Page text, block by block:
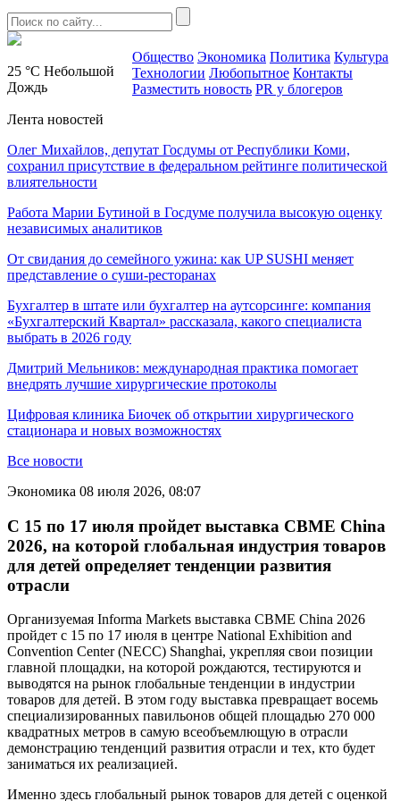
25 °C Небольшой
Дождь
Общество Экономика Политика Культура
Технологии Любопытное Контакты
Разместить новость PR у блогеров
Лента новостей
Олег Михайлов, депутат Госдумы от Республики Коми,
сохранил присутствие в федеральном рейтинге политической
влиятельности
Работа Марии Бутиной в Госдуме получила высокую оценку
независимых аналитиков
От свидания до семейного ужина: как UP SUSHI меняет
представление о суши-ресторанах
Бухгалтер в штате или бухгалтер на аутсорсинге: компания
«Бухгалтерский Квартал» рассказала, какого специалиста
выбрать в 2026 году
Дмитрий Мельников: международная практика помогает
внедрять лучшие хирургические протоколы
Цифровая клиника Биочек об открытии хирургического
стационара и новых возможностях
Все новости
Экономика 08 июля 2026, 08:07
С 15 по 17 июля пройдет выставка CBME China
2026, на которой глобальная индустрия товаров
для детей определяет тенденции развития
отрасли
Организуемая Informa Markets выставка CBME China 2026
пройдет с 15 по 17 июля в центре National Exhibition and
Convention Center (NECC) Shanghai, укрепляя свои позиции
главной площадки, на которой рождаются, тестируются и
выводятся на рынок глобальные тенденции в индустрии
товаров для детей. В этом году выставка превращает восемь
специализированных павильонов общей площадью 270 000
квадратных метров в самую всеобъемлющую в отрасли
демонстрацию тенденций развития отрасли и тех, кто будет
заниматься их реализацией.
Именно здесь глобальный рынок товаров для детей с оценкой